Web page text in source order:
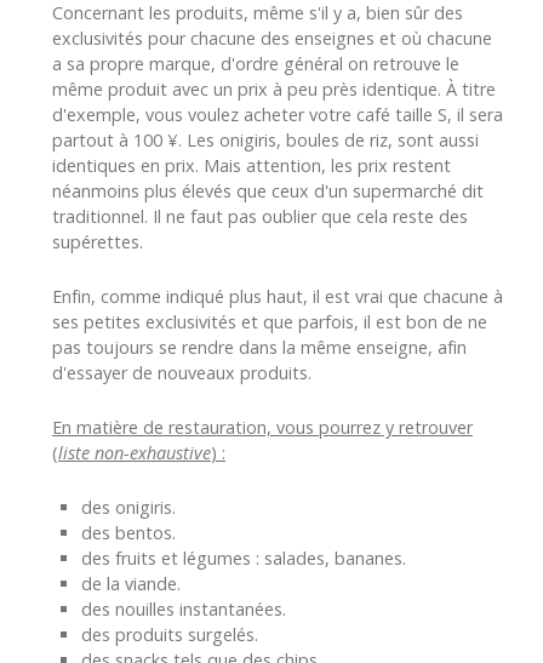
Concernant les produits, même s'il y a, bien sûr des
exclusivités pour chacune des enseignes et où chacune
a sa propre marque, d'ordre général on retrouve le
même produit avec un prix à peu près identique. À titre
d'exemple, vous voulez acheter votre café taille S, il sera
partout à 100 ¥. Les onigiris, boules de riz, sont aussi
identiques en prix. Mais attention, les prix restent
néanmoins plus élevés que ceux d'un supermarché dit
traditionnel. Il ne faut pas oublier que cela reste des
supérettes.
Enfin, comme indiqué plus haut, il est vrai que chacune à
ses petites exclusivités et que parfois, il est bon de ne
pas toujours se rendre dans la même enseigne, afin
d'essayer de nouveaux produits.
En matière de restauration, vous pourrez y retrouver
(liste non-exhaustive) :
des onigiris.
des bentos.
des fruits et légumes : salades, bananes.
de la viande.
des nouilles instantanées.
des produits surgelés.